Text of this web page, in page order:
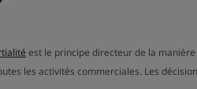
est le principe directeur de la
les activités commerciales. Les